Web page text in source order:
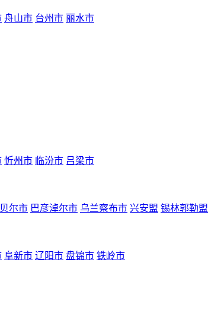
舟山市 台州市 丽水市
忻州市 临汾市 吕梁市
尔市 巴彦淖尔市 乌兰察布市 兴安盟 锡林郭勒盟
阜新市 辽阳市 盘锦市 铁岭市